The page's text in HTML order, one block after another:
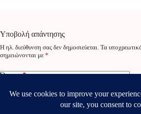
Υποβολή απάντησης
Η ηλ. διεύθυνση σας δεν δημοσιεύεται. Τα
σημειώνονται με *
Όνομα*
Email*